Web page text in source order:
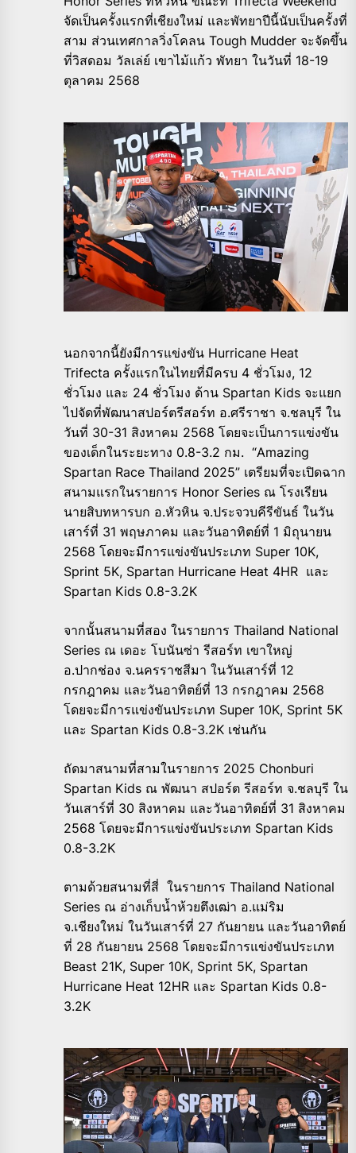
จัดเป็นครั้งแรกที่เชียงใหม่ และพัทยาปีนี้นับเป็นครั้งที่
สาม ส่วนเทศกาลวิ่งโคลน Tough Mudder จะจัดขึ้น
ที่วิสดอม วัลเล่ย์ เขาไม้แก้ว พัทยา ในวันที่ 18-19
ตุลาคม 2568
นอกจากนี้ยังมีการแข่งขัน Hurricane Heat
Trifecta ครั้งแรกในไทยที่มีครบ 4 ชั่วโมง, 12
ชั่วโมง และ 24 ชั่วโมง ด้าน Spartan Kids จะแยก
ไปจัดที่พัฒนาสปอร์ตรีสอร์ท อ.ศรีราชา จ.ชลบุรี ใน
วันที่ 30-31 สิงหาคม 2568 โดยจะเป็นการแข่งขัน
ของเด็กในระยะทาง 0.8-3.2 กม. “Amazing
Spartan Race Thailand 2025” เตรียมที่จะเปิดฉาก
สนามแรกในรายการ Honor Series ณ โรงเรียน
นายสิบทหารบก อ.หัวหิน จ.ประจวบคีรีขันธ์ ในวัน
เสาร์ที่ 31 พฤษภาคม และวันอาทิตย์ที่ 1 มิถุนายน
2568 โดยจะมีการแข่งขันประเภท Super 10K,
Sprint 5K, Spartan Hurricane Heat 4HR และ
Spartan Kids 0.8-3.2K
จากนั้นสนามที่สอง ในรายการ Thailand National
Series ณ เดอะ โบนันซ่า รีสอร์ท เขาใหญ่
อ.ปากช่อง จ.นครราชสีมา ในวันเสาร์ที่ 12
กรกฎาคม และวันอาทิตย์ที่ 13 กรกฎาคม 2568
โดยจะมีการแข่งขันประเภท Super 10K, Sprint 5K
และ Spartan Kids 0.8-3.2K เช่นกัน
ถัดมาสนามที่สามในรายการ 2025 Chonburi
Spartan Kids ณ พัฒนา สปอร์ต รีสอร์ท จ.ชลบุรี ใน
วันเสาร์ที่ 30 สิงหาคม และวันอาทิตย์ที่ 31 สิงหาคม
2568 โดยจะมีการแข่งขันประเภท Spartan Kids
0.8-3.2K
ตามด้วยสนามที่สี่ ในรายการ Thailand National
Series ณ อ่างเก็บน้ำห้วยตึงเฒ่า อ.แม่ริม
จ.เชียงใหม่ ในวันเสาร์ที่ 27 กันยายน และวันอาทิตย์
ที่ 28 กันยายน 2568 โดยจะมีการแข่งขันประเภท
Beast 21K, Super 10K, Sprint 5K, Spartan
Hurricane Heat 12HR และ Spartan Kids 0.8-
3.2K